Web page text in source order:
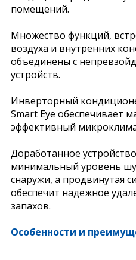
помещений.
Множество функций,
воздуха и внутренних
объединены с
устройств.
Инверторный
Smart Eye обеспечивает
эффективный
Доработанное
минимальный уровень
снаружи, а продвинутая
обеспечит надежное
запахов.
Особенности и